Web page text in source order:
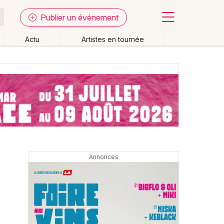
Publier un événement
Actu Artistes en tournée
Effacer les dates
end Autre